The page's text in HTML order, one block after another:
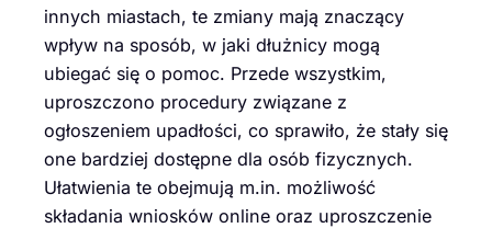
innych miastach, te zmiany mają znaczący
wpływ na sposób, w jaki dłużnicy mogą
ubiegać się o pomoc. Przede wszystkim,
uproszczono procedury związane z
ogłoszeniem upadłości, co sprawiło, że stały się
one bardziej dostępne dla osób fizycznych.
Ułatwienia te obejmują m.in. możliwość
składania wniosków online oraz uproszczenie